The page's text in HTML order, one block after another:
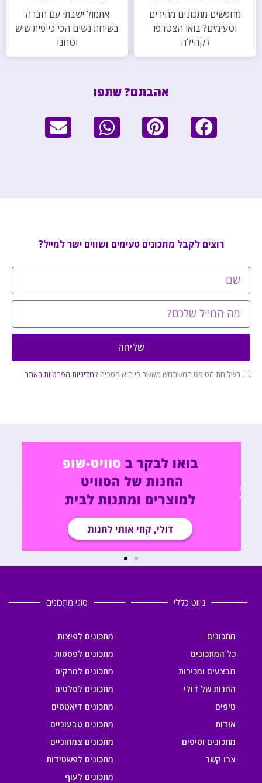
מחפשים מתכונים מהירים
וטעימים? בואו הצטרפו
לקהילה
אתמול ישבתי עם חברה
בשיחת נשים הכי כייפית שיש
וטחנו
אהבתם? שתפו
רוצים לקבל מתכונים טעימים ושווים ישר למייל?
בשליחת הטופס המשתמש מאשר כי הוא מסכים למדיניות הפרטיות באתר
שליחה
ניווט כללי
מתכונים
כל המתכונים
מבצעים ומכירות
החנות של דולי
טיפים
אודות
מתכונים וטיפים
צרו קשר
סוגי מתכונים
מתכונים לפיצות
מתכונים לפסטות
מתכונים למרקים
מתכונים לסלטים
מתכונים דיאטטים
מתכונים טבעוניים
מתכונים צמחוניים
מתכונים לפשטידות
מתכונים לעוף